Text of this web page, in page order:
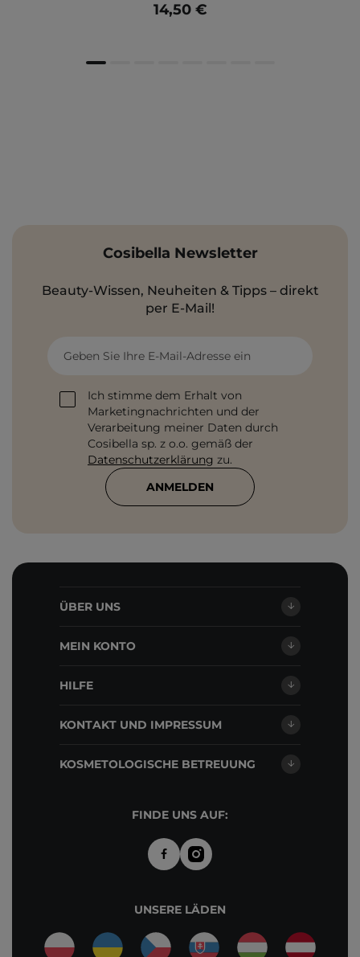
14,50 €
Cosibella Newsletter
Beauty-Wissen, Neuheiten & Tipps – direkt
per E-Mail!
Geben Sie Ihre E-Mail-Adresse ein
Ich stimme dem Erhalt von
Marketingnachrichten und der
Verarbeitung meiner Daten durch
Cosibella sp. z o.o. gemäß der
Datenschutzerklärung zu.
ANMELDEN
ÜBER UNS
MEIN KONTO
HILFE
KONTAKT UND IMPRESSUM
KOSMETOLOGISCHE BETREUUNG
FINDE UNS AUF:
UNSERE LÄDEN